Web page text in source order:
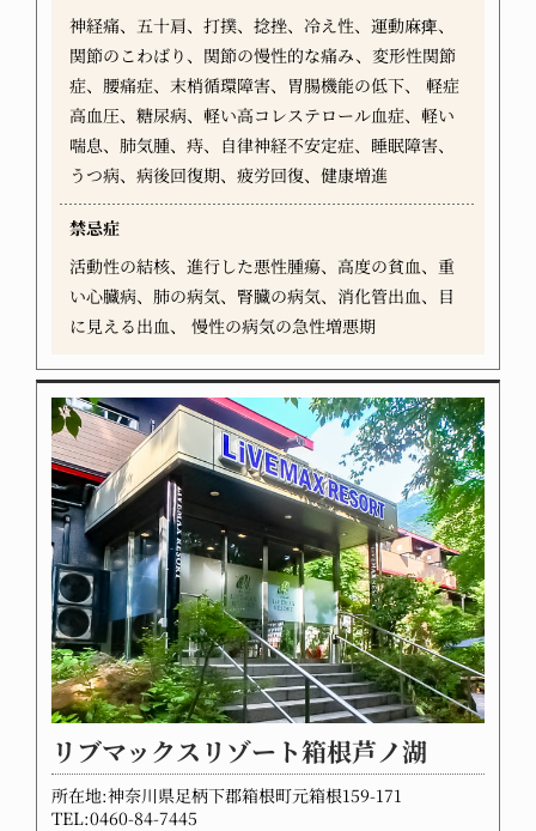
神経痛、五十肩、打撲、捻挫、冷え性、運動麻痺、
関節のこわばり、関節の慢性的な痛み、変形性関節
症、腰痛症、末梢循環障害、胃腸機能の低下、 軽症
高血圧、糖尿病、軽い高コレステロール血症、軽い
喘息、肺気腫、痔、自律神経不安定症、睡眠障害、
うつ病、病後回復期、疲労回復、健康増進
禁忌症
活動性の結核、進行した悪性腫瘍、高度の貧血、重
い心臓病、肺の病気、腎臓の病気、消化管出血、目
に見える出血、 慢性の病気の急性増悪期
リブマックスリゾート箱根芦ノ湖
所在地:神奈川県足柄下郡箱根町元箱根159-171
TEL:0460-84-7445